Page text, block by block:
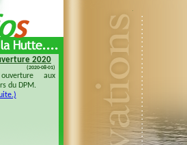
2020
(2020-08-01)
aux
du DPM.
Bonne Ouverture 2018
(2018-08-04)
Bonne ouverture 20128 à
tous les sauvaginiers